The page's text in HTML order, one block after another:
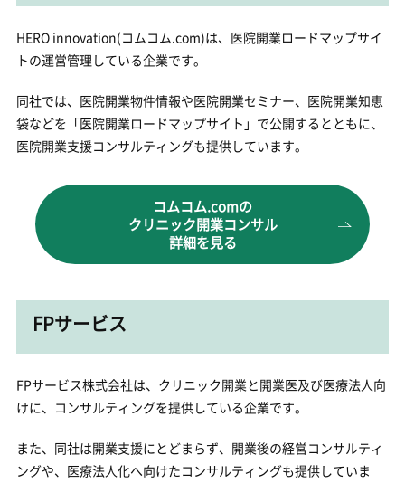
HERO innovation(コムコム.com)は、医院開業ロードマップサイ
トの運営管理している企業です。
同社では、医院開業物件情報や医院開業セミナー、医院開業知恵
袋などを「医院開業ロードマップサイト」で公開するとともに、
医院開業支援コンサルティングも提供しています。
コムコム.comの
クリニック開業コンサル
詳細を見る
FPサービス
FPサービス株式会社は、クリニック開業と開業医及び医療法人向
けに、コンサルティングを提供している企業です。
また、同社は開業支援にとどまらず、開業後の経営コンサルティ
ングや、医療法人化へ向けたコンサルティングも提供していま